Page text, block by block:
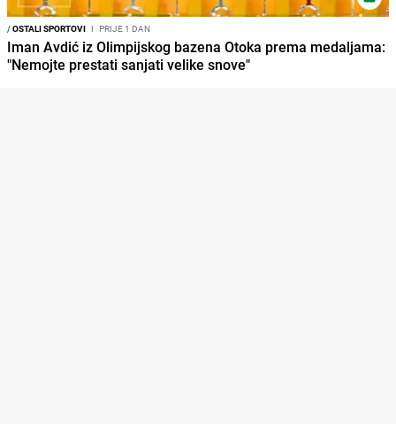
/OSTALI SPORTOVI I PRIJE 1 DAN
Iman Avdić iz Olimpijskog bazena Otoka prema medaljama:
"Nemojte prestati sanjati velike snove"